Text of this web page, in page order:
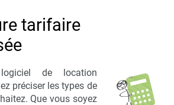
tarifaire
de location
préciser les types de
Que vous soyez